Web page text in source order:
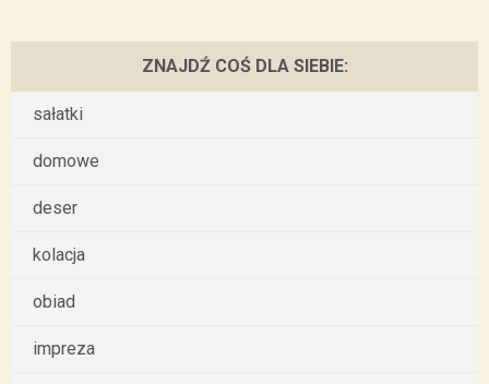
ZNAJDŹ COŚ DLA SIEBIE:
sałatki
domowe
deser
kolacja
obiad
impreza